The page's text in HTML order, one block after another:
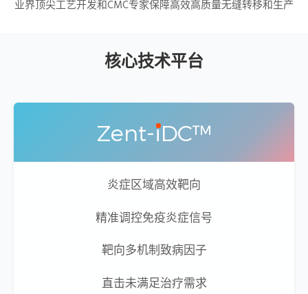
业界顶尖工艺开发和CMC专家保障高效高质量无缝转移和生产
核心技术平台
Zent-iDC™
炎症区域高效靶向
精准调控免疫炎症信号
靶向多机制致病因子
直击未满足治疗需求